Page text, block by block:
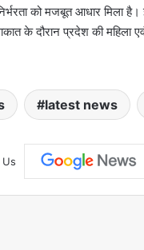
को मजबूत आधार मिला
के दौरान प्रदेश की महिला
latest news